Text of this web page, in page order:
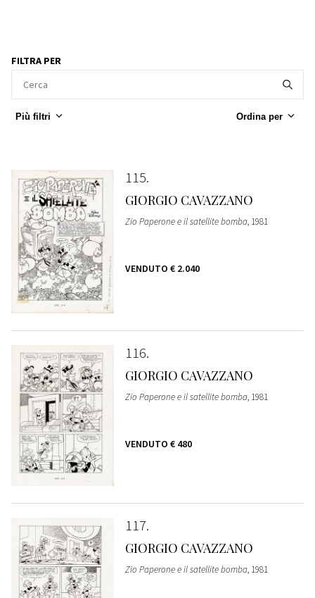
FILTRA PER
Più filtri Ordina per
115
GIORGIO CAVAZZANO
Zio Paperone e il satellite bomba, 1981
VENDUTO € 2.040
116
GIORGIO CAVAZZANO
Zio Paperone e il satellite bomba, 1981
VENDUTO € 480
117
GIORGIO CAVAZZANO
Zio Paperone e il satellite bomba, 1981